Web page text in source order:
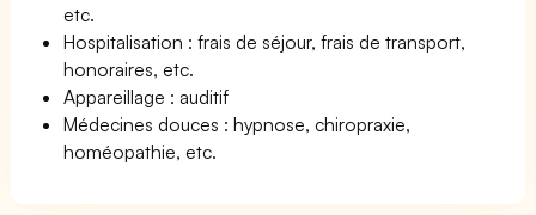
etc.
Hospitalisation : frais de séjour, frais de transport,
honoraires, etc.
Appareillage : auditif
Médecines douces : hypnose, chiropraxie,
homéopathie, etc.